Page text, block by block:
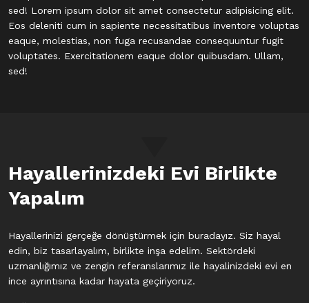
sed! Lorem ipsum dolor sit amet consectetur adipisicing elit.
Eos deleniti cum in sapiente necessitatibus inventore voluptas
eaque, molestias, non fuga recusandae consequuntur fugit
voluptates. Exercitationem eaque dolor quibusdam. Ullam,
sed!
Hayallerinizdeki Evi Birlikte
Yapalım
Hayallerinizi gerçeğe dönüştürmek için buradayız. Siz hayal
edin, biz tasarlayalım, birlikte inşa edelim. Sektördeki
uzmanlığımız ve zengin referanslarımız ile hayalinizdeki evi en
ince ayrıntısına kadar hayata geçiriyoruz.